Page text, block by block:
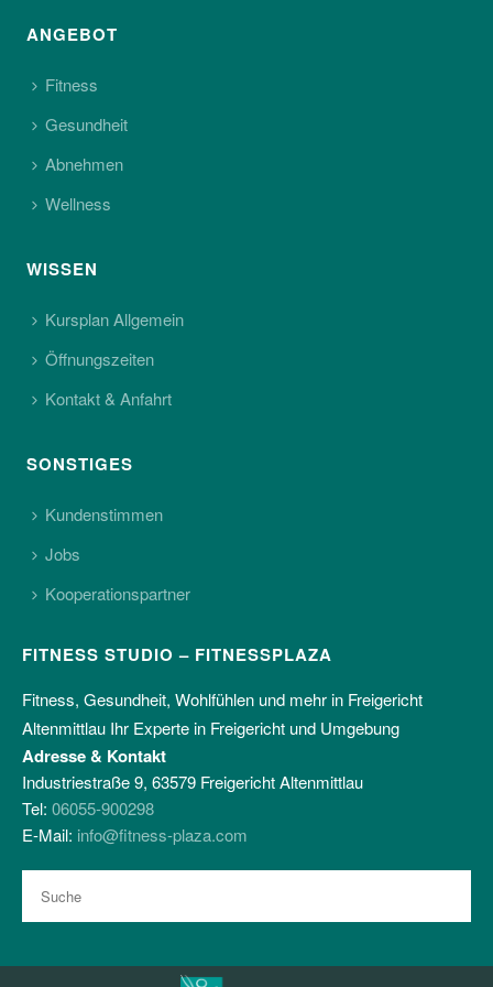
ANGEBOT
Fitness
Gesundheit
Abnehmen
Wellness
WISSEN
Kursplan Allgemein
Öffnungszeiten
Kontakt & Anfahrt
SONSTIGES
Kundenstimmen
Jobs
Kooperationspartner
FITNESS STUDIO – FITNESSPLAZA
Fitness, Gesundheit, Wohlfühlen und mehr in Freigericht
Altenmittlau Ihr Experte in Freigericht und Umgebung
Adresse & Kontakt
Industriestraße 9, 63579 Freigericht Altenmittlau
Tel: 06055-900298
E-Mail: info@fitness-plaza.com